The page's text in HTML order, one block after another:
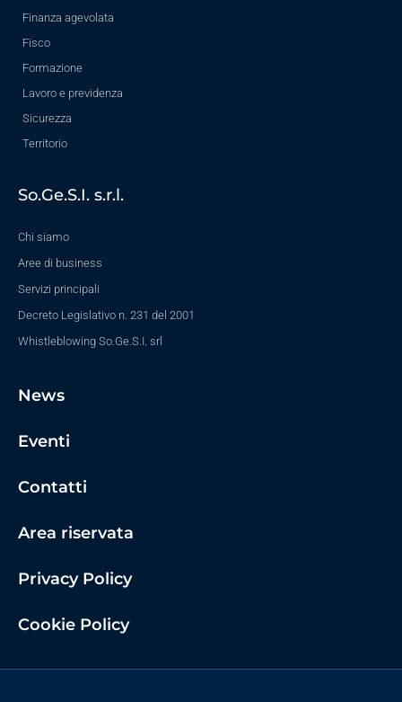
Finanza agevolata
Fisco
Formazione
Lavoro e previdenza
Sicurezza
Territorio
So.Ge.S.I. s.r.l.
Chi siamo
Aree di business
Servizi principali
Decreto Legislativo n. 231 del 2001
Whistleblowing So.Ge.S.I. srl
News
Eventi
Contatti
Area riservata
Privacy Policy
Cookie Policy